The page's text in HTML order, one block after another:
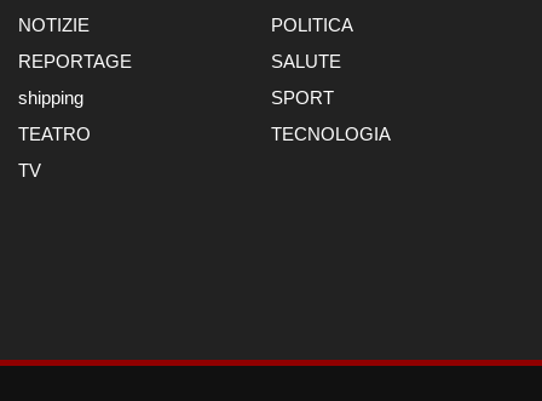
NOTIZIE
POLITICA
REPORTAGE
SALUTE
shipping
SPORT
TEATRO
TECNOLOGIA
TV